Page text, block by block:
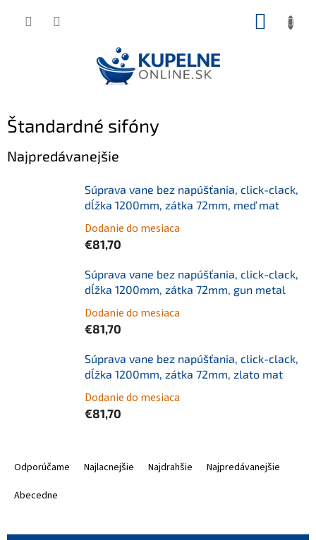
Štandardné sifóny
Najpredávanejšie
Súprava vane bez napúšťania, click-clack,
dĺžka 1200mm, zátka 72mm, meď mat
Dodanie do mesiaca
€81,70
Súprava vane bez napúšťania, click-clack,
dĺžka 1200mm, zátka 72mm, gun metal
Dodanie do mesiaca
€81,70
Súprava vane bez napúšťania, click-clack,
dĺžka 1200mm, zátka 72mm, zlato mat
Dodanie do mesiaca
€81,70
Odporúčame Najlacnejšie Najdrahšie
Najpredávanejšie
Abecedne